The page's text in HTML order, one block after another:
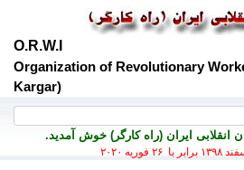
O.R.W.I
Organization of Revolutionary
Kargar)
انقلابی ايران (راه کارگر) خوش آمديد.